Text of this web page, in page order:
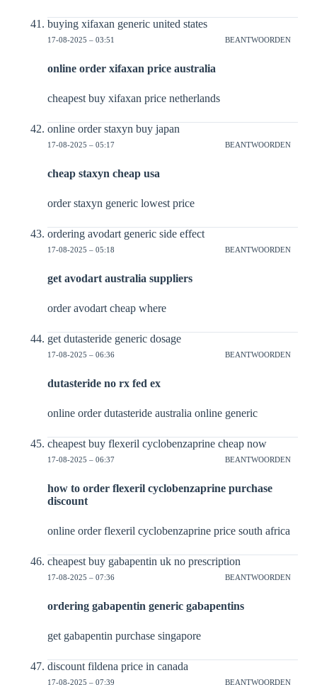
buying xifaxan generic united states
17-08-2025 – 03:51 BEANTWOORDEN
online order xifaxan price australia
cheapest buy xifaxan price netherlands
online order staxyn buy japan
17-08-2025 – 05:17 BEANTWOORDEN
cheap staxyn cheap usa
order staxyn generic lowest price
ordering avodart generic side effect
17-08-2025 – 05:18 BEANTWOORDEN
get avodart australia suppliers
order avodart cheap where
get dutasteride generic dosage
17-08-2025 – 06:36 BEANTWOORDEN
dutasteride no rx fed ex
online order dutasteride australia online generic
cheapest buy flexeril cyclobenzaprine cheap now
17-08-2025 – 06:37 BEANTWOORDEN
how to order flexeril cyclobenzaprine purchase
discount
online order flexeril cyclobenzaprine price south africa
cheapest buy gabapentin uk no prescription
17-08-2025 – 07:36 BEANTWOORDEN
ordering gabapentin generic gabapentins
get gabapentin purchase singapore
discount fildena price in canada
17-08-2025 – 07:39 BEANTWOORDEN